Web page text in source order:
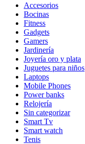
Accesorios
Bocinas
Fitness
Gadgets
Gamers
Jardinería
Joyería oro y plata
Juguetes para niños
Laptops
Mobile Phones
Power banks
Relojería
Sin categorizar
Smart Tv
Smart watch
Tenis